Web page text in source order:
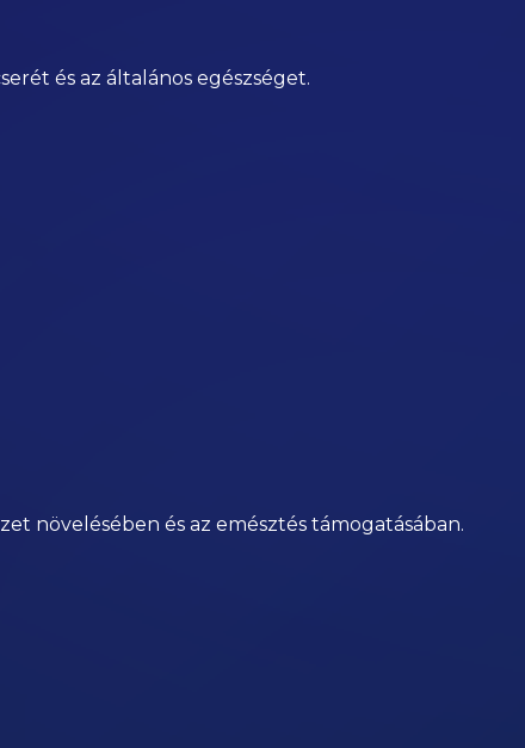
és az általános egészséget.
növelésében és az emésztés támogatásában.